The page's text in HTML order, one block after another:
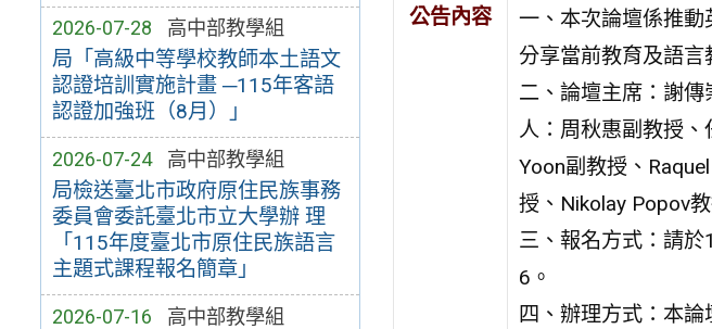
2026-07-28 高中部教學組
局「高級中等學校教師本土語文
認證培訓實施計畫 ─115年客語
認證加強班（8月）」
2026-07-24 高中部教學組
局檢送臺北市政府原住民族事務
委員會委託臺北市立大學辦 理
「115年度臺北市原住民族語言
主題式課程報名簡章」
2026-07-16 高中部教學組
公告內容
一、本次論壇係推動
分享當前教育及語言
二、論壇主席：謝
人：周秋惠副教授
Yoon副教授、
授、Nikolay Popov
三、報名方式：請
6。
四、辦理方式：本